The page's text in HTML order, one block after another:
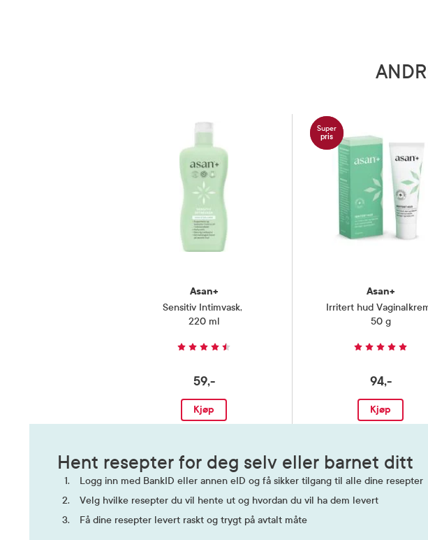
Asan+
Sensitiv Intimvask,
220 ml
59,-
Kjøp
Super
pris
Asan+
Irritert hud
50 g
94,-
Kjøp
Hent resepter for deg selv eller barnet ditt
Logg inn med BankID eller annen eID og få sikker tilgang til alle dine resepter
Velg hvilke resepter du vil hente ut og hvordan du vil ha dem levert
Få dine resepter levert raskt og trygt på avtalt måte